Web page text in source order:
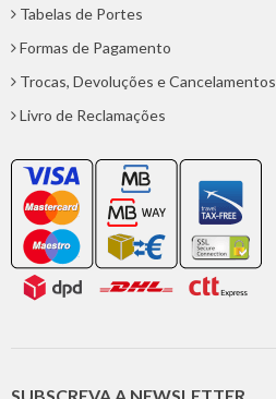
Tabelas de Portes
Formas de Pagamento
Trocas, Devoluções e Cancelamentos
Livro de Reclamações